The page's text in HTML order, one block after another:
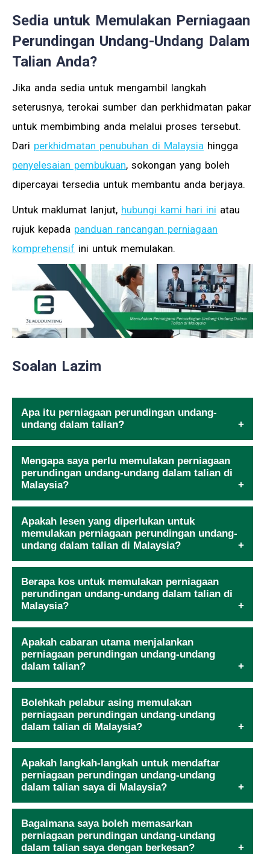
Sedia untuk Memulakan Perniagaan
Perundingan Undang-Undang Dalam
Talian Anda?
Jika anda sedia untuk mengambil langkah
seterusnya, terokai sumber dan perkhidmatan pakar
untuk membimbing anda melalui proses tersebut.
Dari perkhidmatan penubuhan di Malaysia hingga
penyelesaian pembukuan, sokongan yang boleh
dipercayai tersedia untuk membantu anda berjaya.
Untuk maklumat lanjut, hubungi kami hari ini atau
rujuk kepada panduan rancangan perniagaan
komprehensif ini untuk memulakan.
Soalan Lazim
Apa itu perniagaan perundingan undang-
undang dalam talian?
Mengapa saya perlu memulakan perniagaan
perundingan undang-undang dalam talian di
Malaysia?
Apakah lesen yang diperlukan untuk
memulakan perniagaan perundingan undang-
undang dalam talian di Malaysia?
Berapa kos untuk memulakan perniagaan
perundingan undang-undang dalam talian di
Malaysia?
Apakah cabaran utama menjalankan
perniagaan perundingan undang-undang
dalam talian?
Bolehkah pelabur asing memulakan
perniagaan perundingan undang-undang
dalam talian di Malaysia?
Apakah langkah-langkah untuk mendaftar
perniagaan perundingan undang-undang
dalam talian saya di Malaysia?
Bagaimana saya boleh memasarkan
perniagaan perundingan undang-undang
dalam talian saya dengan berkesan?